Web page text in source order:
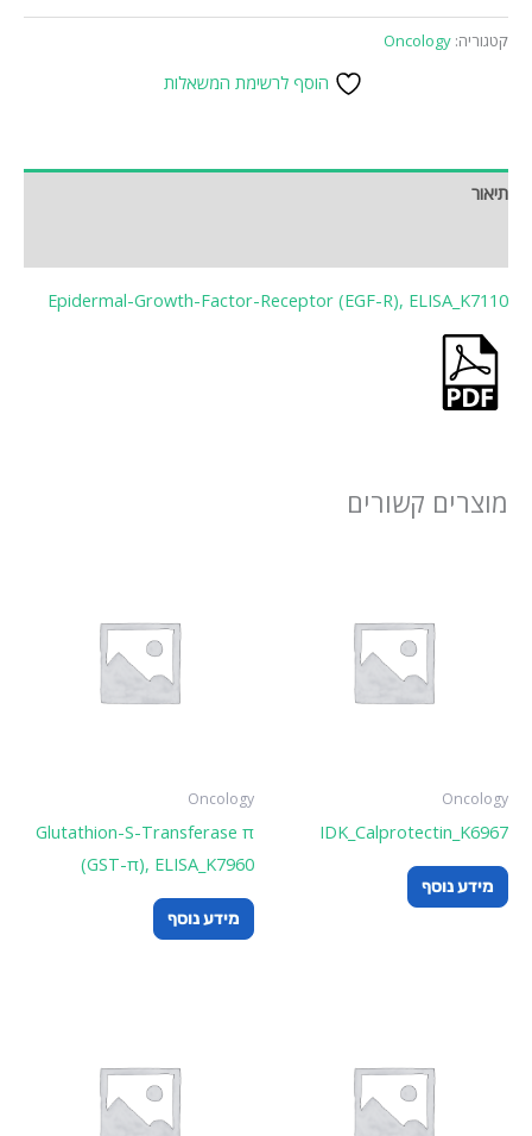
קטגוריה: Oncology
הוסף לרשימת המשאלות
תיאור
Epidermal-Growth-Factor-Receptor (EGF-R), ELISA_K7110
מוצרים קשורים
Oncology
IDK_Calprotectin_K6967
מידע נוסף
Oncology
Glutathion-S-Transferase π
(GST-π), ELISA_K7960
מידע נוסף